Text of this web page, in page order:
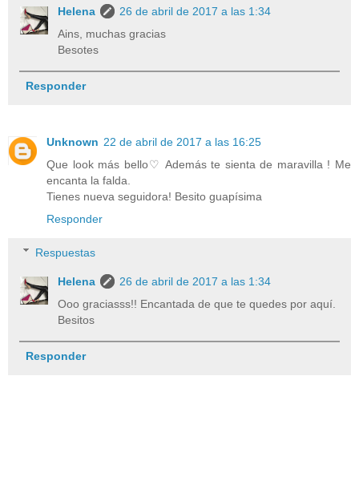
Helena
26 de abril de 2017 a las 1:34
Ains, muchas gracias
Besotes
Responder
Unknown 22 de abril de 2017 a las 16:25
Que look más bello♡ Además te sienta de maravilla ! Me
encanta la falda.
Tienes nueva seguidora! Besito guapísima
Responder
Respuestas
Helena
26 de abril de 2017 a las 1:34
Ooo graciasss!! Encantada de que te quedes por aquí.
Besitos
Responder